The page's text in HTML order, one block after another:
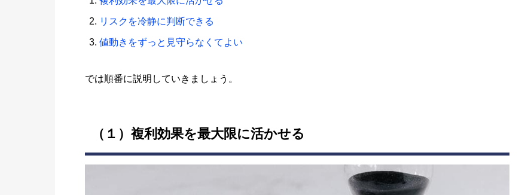
リスクを冷静に判断できる
値動きをずっと見守らなくてよい
では順番に説明していきましょう。
（１）複利効果を最大限に活かせる